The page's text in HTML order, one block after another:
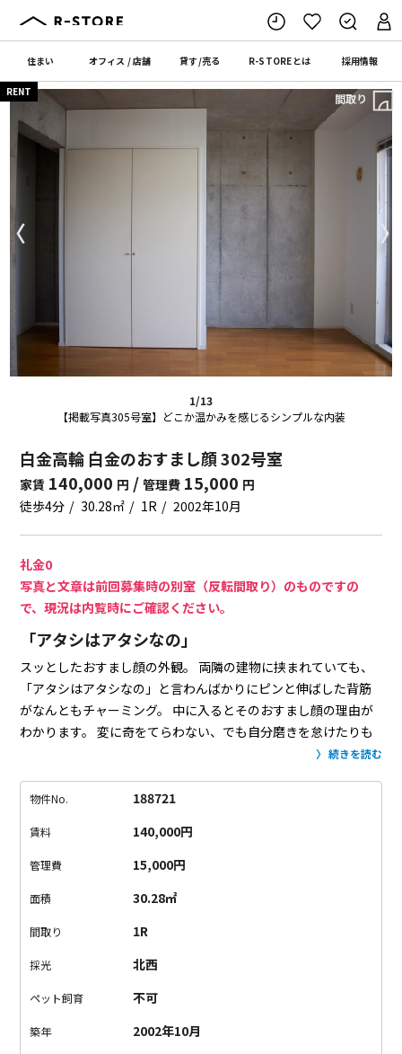
住まい オフィス /店舗 貸す/売る R-STOREとは 採用情報
1/13
【掲載写真305号室】どこか温かみを感じるシンプルな内装
〈 〉
RENT 間取り
白金高輪 白金のおすまし顔 302号室
家賃 140,000 円 /管理費 15,000 円
徒歩4分
30.28㎡ 1R 2002年10月
礼金0
写真と文章は前回募集時の別室（反転間取り）のものですの
で、現況は内覧時にご確認ください。
「アタシはアタシなの」
スッとしたおすまし顔の外観。 両隣の建物に挟まれていても、
「アタシはアタシなの」と言わんばかりにピンと伸ばした背筋
がなんともチャーミング。
中に入るとそのおすまし顔の理由が
わかります。
変に奇をてらわない、でも自分磨きを怠けたりも
それぞれの設備がしっかりと自分を持ってる。どこか
と有機的なフローリング。この2つって逆の性質なのになんで相
と自分と正反対の性格をしてたりします。そういうことなのか
な。水回りや収納もちゃんと機能的。
には困らなさそうですね。立地は白金エリア。
の多い大通りがあるけれど、ここはなんだか静かな印象。
ね。ここに住む人はどんな人だろう。
でも大丈夫。
そんな安心感を感じてみてください。
続きを読む
物件No. 188721
賃料 140,000円
管理費 15,000円
面積 30.28㎡
間取り 1R
採光 北西
ペット飼育 不可
築年 2002年10月